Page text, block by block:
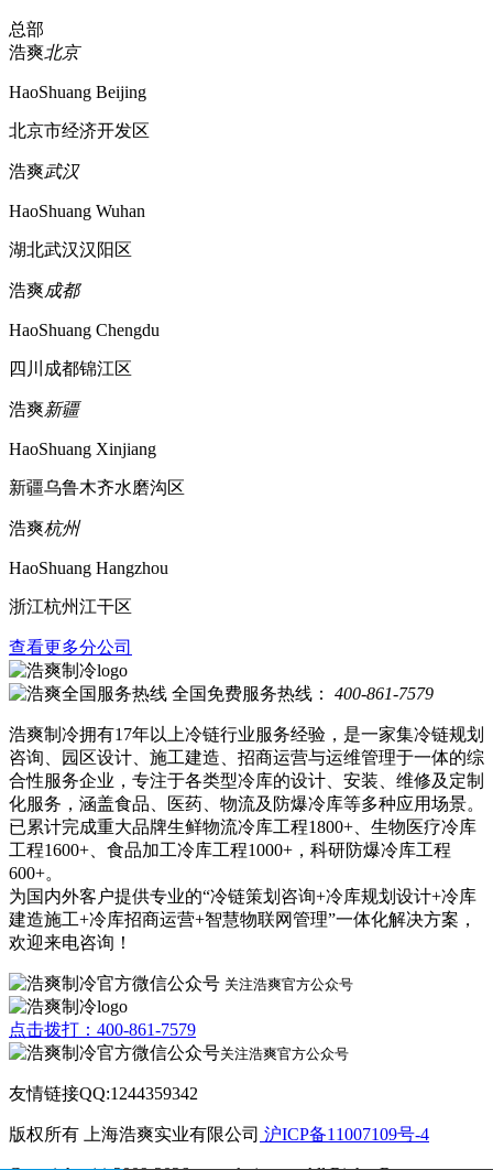
总部
浩爽北京
HaoShuang Beijing
北京市经济开发区
浩爽武汉
HaoShuang Wuhan
湖北武汉汉阳区
浩爽成都
HaoShuang Chengdu
四川成都锦江区
浩爽新疆
HaoShuang Xinjiang
新疆乌鲁木齐水磨沟区
浩爽杭州
HaoShuang Hangzhou
浙江杭州江干区
查看更多分公司
全国免费服务热线： 400-861-7579
浩爽制冷拥有17年以上冷链行业服务经验，是一家集冷链规划
咨询、园区设计、施工建造、招商运营与运维管理于一体的综
合性服务企业，专注于各类型冷库的设计、安装、维修及定制
化服务，涵盖食品、医药、物流及防爆冷库等多种应用场景。
已累计完成重大品牌生鲜物流冷库工程1800+、生物医疗冷库
工程1600+、食品加工冷库工程1000+，科研防爆冷库工程
600+。
为国内外客户提供专业的“冷链策划咨询+冷库规划设计+冷库
建造施工+冷库招商运营+智慧物联网管理”一体化解决方案，
欢迎来电咨询！
关注浩爽官方公众号
点击拨打：400-861-7579
关注浩爽官方公众号
友情链接QQ:1244359342
版权所有 上海浩爽实业有限公司 沪ICP备11007109号-4